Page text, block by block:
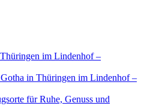
in Thüringen im Lindenhof –